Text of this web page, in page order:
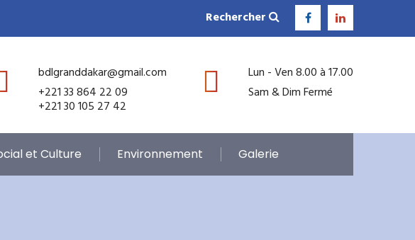
Rechercher
bdlgranddakar@gmail.com
+221 33 864 22 09
+221 30 105 27 42
Lun - Ven 8.00 à 17.00
Sam & Dim Fermé
et Culture Environnement Galerie